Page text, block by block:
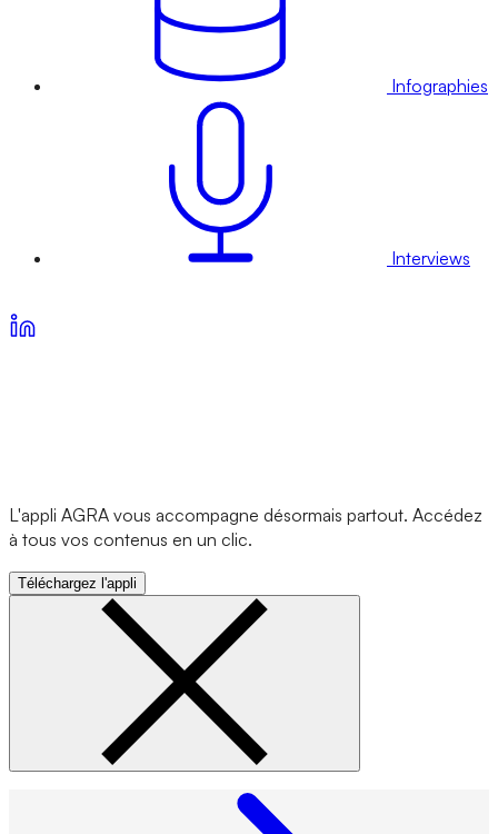
Infographies
Interviews
L'appli AGRA vous accompagne désormais partout. Accédez
à tous vos contenus en un clic.
Téléchargez l'appli